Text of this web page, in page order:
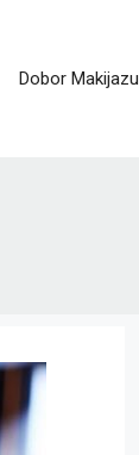
Dobor Makijazu